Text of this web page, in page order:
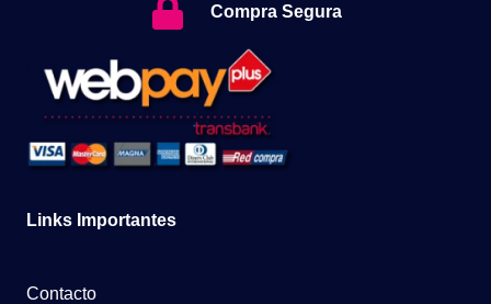
Compra Segura
Links Importantes
Contacto